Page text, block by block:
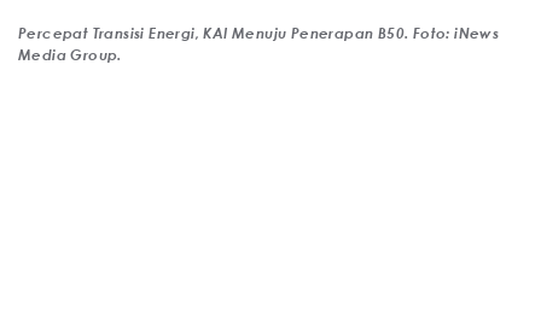
Percepat Transisi Energi, KAI Menuju Penerapan B50. Foto: iNews
Media Group.